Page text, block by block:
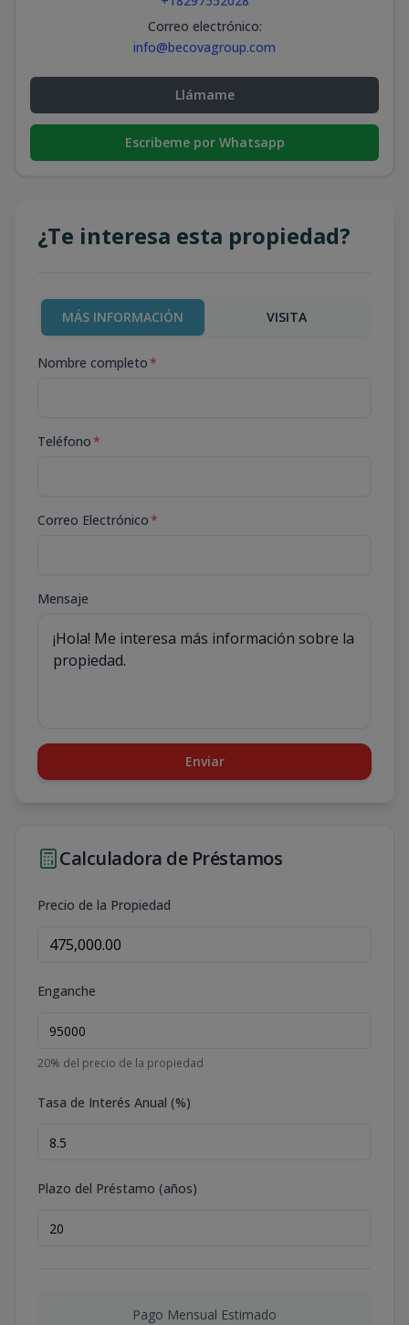
Correo electrónico:
info@becovagroup.com
Llámame
Escribeme por Whatsapp
¿Te interesa esta propiedad?
MÁS INFORMACIÓN VISITA
Nombre completo*
Teléfono*
Correo Electrónico*
Mensaje
Enviar
Calculadora de Préstamos
Precio de la Propiedad
Enganche
20% del precio de la propiedad
Tasa de Interés Anual (%)
Plazo del Préstamo (años)
Pago Mensual Estimado